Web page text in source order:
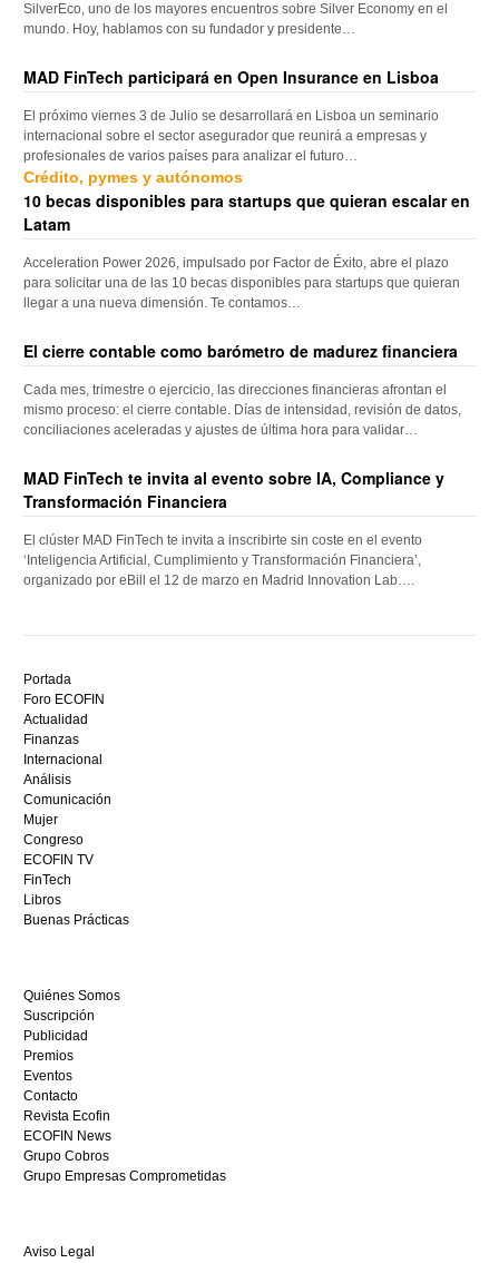
SilverEco, uno de los mayores encuentros sobre Silver Economy en el
mundo. Hoy, hablamos con su fundador y presidente…
MAD FinTech participará en Open Insurance en Lisboa
El próximo viernes 3 de Julio se desarrollará en Lisboa un seminario
internacional sobre el sector asegurador que reunirá a empresas y
profesionales de varios países para analizar el futuro…
Crédito, pymes y autónomos
10 becas disponibles para startups que quieran escalar en
Latam
Acceleration Power 2026, impulsado por Factor de Éxito, abre el plazo
para solicitar una de las 10 becas disponibles para startups que quieran
llegar a una nueva dimensión. Te contamos…
El cierre contable como barómetro de madurez financiera
Cada mes, trimestre o ejercicio, las direcciones financieras afrontan el
mismo proceso: el cierre contable. Días de intensidad, revisión de datos,
conciliaciones aceleradas y ajustes de última hora para validar…
MAD FinTech te invita al evento sobre IA, Compliance y
Transformación Financiera
El clúster MAD FinTech te invita a inscribirte sin coste en el evento
‘Inteligencia Artificial, Cumplimiento y Transformación Financiera’,
organizado por eBill el 12 de marzo en Madrid Innovation Lab….
mejor
bono
sin
depósito
casino
en
España,
visita
este
sitio
restaurantedonmauro.es
y
ganar
hoy
mismo.
Portada
Foro ECOFIN
Actualidad
Finanzas
Internacional
Análisis
Comunicación
Mujer
Congreso
ECOFIN TV
FinTech
Libros
Buenas Prácticas
Quiénes Somos
Suscripción
Publicidad
Premios
Eventos
Contacto
Revista Ecofin
ECOFIN News
Grupo Cobros
Grupo Empresas Comprometidas
Aviso Legal